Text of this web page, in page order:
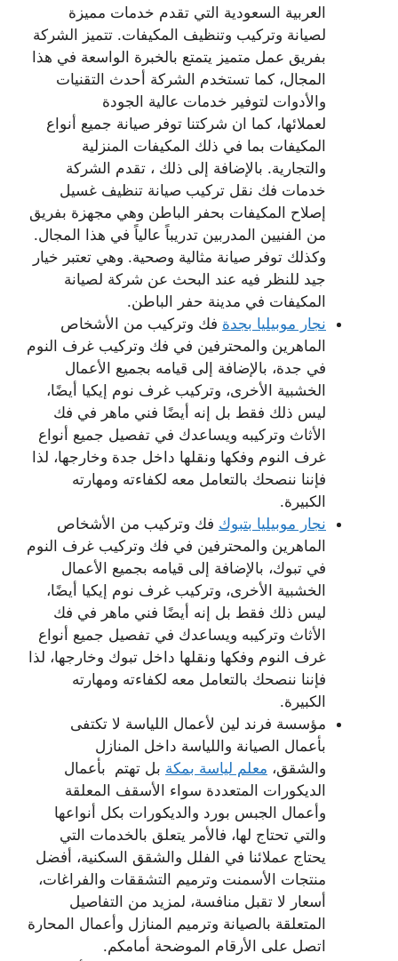
العربية السعودية التي تقدم خدمات مميزة
لصيانة وتركيب وتنظيف المكيفات. تتميز الشركة
بفريق عمل متميز يتمتع بالخبرة الواسعة في هذا
المجال، كما تستخدم الشركة أحدث التقنيات
والأدوات لتوفير خدمات عالية الجودة
لعملائها، كما ان شركتنا توفر صيانة جميع أنواع
المكيفات بما في ذلك المكيفات المنزلية
والتجارية. بالإضافة إلى ذلك ، تقدم الشركة
خدمات فك نقل تركيب صيانة تنظيف غسيل
إصلاح المكيفات بحفر الباطن وهي مجهزة بفريق
من الفنيين المدربين تدريباً عالياً في هذا المجال.
وكذلك توفر صيانة مثالية وصحية. وهي تعتبر خيار
جيد للنظر فيه عند البحث عن شركة لصيانة
المكيفات في مدينة حفر الباطن.
نجار موبيليا بجدة فك وتركيب من الأشخاص
الماهرين والمحترفين في فك وتركيب غرف النوم
في جدة، بالإضافة إلى قيامه بجميع الأعمال
الخشبية الأخرى، وتركيب غرف نوم إيكيا أيضًا،
ليس ذلك فقط بل إنه أيضًا فني ماهر في فك
الأثاث وتركيبه ويساعدك في تفصيل جميع أنواع
غرف النوم وفكها ونقلها داخل جدة وخارجها، لذا
فإننا ننصحك بالتعامل معه لكفاءته ومهارته
الكبيرة.
نجار موبيليا بتبوك فك وتركيب من الأشخاص
الماهرين والمحترفين في فك وتركيب غرف النوم
في تبوك، بالإضافة إلى قيامه بجميع الأعمال
الخشبية الأخرى، وتركيب غرف نوم إيكيا أيضًا،
ليس ذلك فقط بل إنه أيضًا فني ماهر في فك
الأثاث وتركيبه ويساعدك في تفصيل جميع أنواع
غرف النوم وفكها ونقلها داخل تبوك وخارجها، لذا
فإننا ننصحك بالتعامل معه لكفاءته ومهارته
الكبيرة.
مؤسسة فرند لين لأعمال اللياسة لا تكتفى
بأعمال الصيانة واللياسة داخل المنازل
والشقق، معلم لياسة بمكة بل تهتم بأعمال
الديكورات المتعددة سواء الأسقف المعلقة
وأعمال الجبس بورد والديكورات بكل أنواعها
والتي تحتاج لها، فالأمر يتعلق بالخدمات التي
يحتاج عملائنا في الفلل والشقق السكنية، أفضل
منتجات الأسمنت وترميم التشققات والفراغات،
أسعار لا تقبل منافسة، لمزيد من التفاصيل
المتعلقة بالصيانة وترميم المنازل وأعمال المحارة
اتصل على الأرقام الموضحة أمامكم.